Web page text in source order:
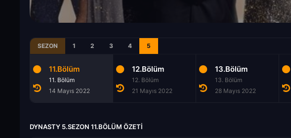
SEZON 1 2 3 4 5
11.Bölüm
11. Bölüm
14 Mayıs 2022
12.Bölüm
12. Bölüm
21 Mayıs 2022
13.Bölüm
13. Bölüm
28 Mayıs 2022
DYNASTY 5.SEZON 11.BÖLÜM ÖZETI